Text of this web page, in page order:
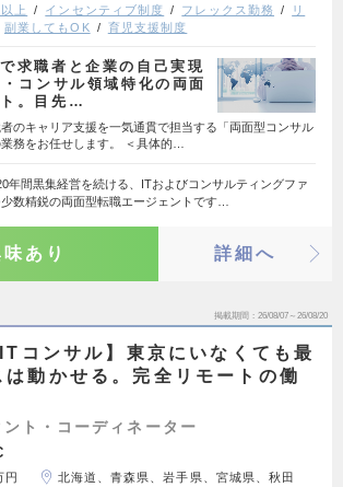
上 インセンティブ制度 フレックス勤務
リ
副業してもOK 育児支援制度
求職者と企業の自己実現
コンサル領域特化の両面
。目先…
のキャリア支援を一気通貫で担当する「両面型コンサル
務をお任せします。 ＜具体的…
年間黒集経営を続ける、ITおよびコンサルティングファ
数精鋭の両面型転職エージェントです…
あり 詳細へ
掲載期間 26/08/07～26/08/20
コンサル】東京にいなくても最
は動かせる。完全リモートの働
ト・コーディネーター
円
北海道、青森県、岩手県、宮城県、秋田